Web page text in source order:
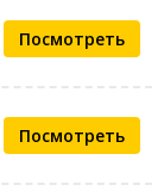
Посмотреть
Посмотреть